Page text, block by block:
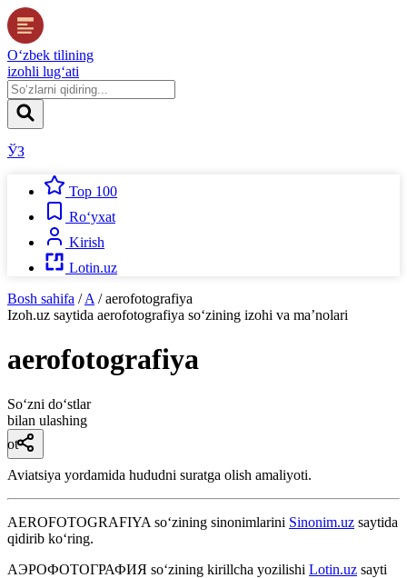
O‘zbek tilining
izohli lug‘ati
ЎЗ
Top 100
Ro‘yxat
Kirish
Lotin.uz
Bosh sahifa / A / aerofotografiya
Izoh.uz saytida aerofotografiya so‘zining izohi va ma’nolari
aerofotografiya
So‘zni do‘stlar
bilan ulashing
ot
Aviatsiya yordamida hududni suratga olish amaliyoti.
AEROFOTOGRAFIYA so‘zining sinonimlarini Sinonim.uz saytida
qidirib ko‘ring.
АЭРОФОТОГРАФИЯ so‘zining kirillcha yozilishi Lotin.uz sayti